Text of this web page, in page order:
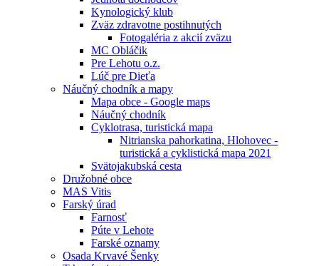
Kynologický klub
Zväz zdravotne postihnutých
Fotogaléria z akcií zväzu
MC Obláčik
Pre Lehotu o.z.
Lúč pre Dieťa
Náučný chodník a mapy
Mapa obce - Google maps
Náučný chodník
Cyklotrasa, turistická mapa
Nitrianska pahorkatina, Hlohovec -
turistická a cyklistická mapa 2021
Svätojakubská cesta
Družobné obce
MAS Vitis
Farský úrad
Farnosť
Púte v Lehote
Farské oznamy
Osada Krvavé Šenky